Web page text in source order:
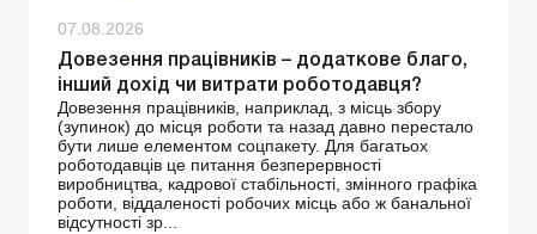
07.08.2026
Довезення працівників – додаткове благо,
інший дохід чи витрати роботодавця?
Довезення працівників, наприклад, з місць збору
(зупинок) до місця роботи та назад давно перестало
бути лише елементом соцпакету. Для багатьох
роботодавців це питання безперервності
виробництва, кадрової стабільності, змінного графіка
роботи, віддаленості робочих місць або ж банальної
відсутності зр...